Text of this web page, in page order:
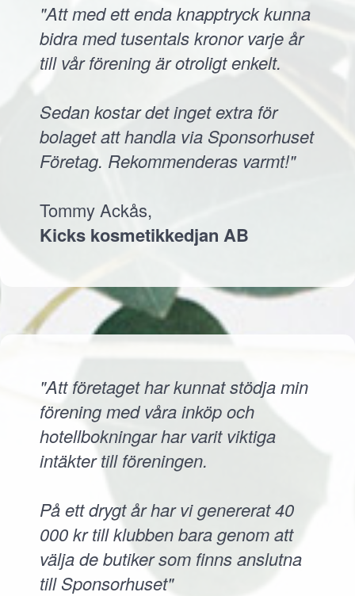
"Att med ett enda knapptryck kunna
bidra med tusentals kronor varje år
till vår förening är otroligt enkelt.
Sedan kostar det inget extra för
bolaget att handla via Sponsorhuset
Företag. Rekommenderas varmt!"
Tommy Ackås,
Kicks kosmetikkedjan AB
"Att företaget har kunnat stödja min
förening med våra inköp och
hotellbokningar har varit viktiga
intäkter till föreningen.
På ett drygt år har vi genererat 40
000 kr till klubben bara genom att
välja de butiker som finns anslutna
till Sponsorhuset"